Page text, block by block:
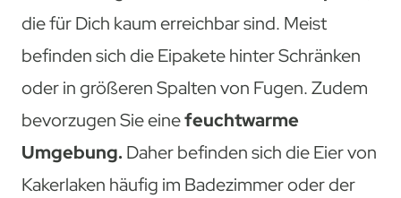
die für Dich kaum erreichbar sind. Meist
befinden sich die Eipakete hinter Schränken
oder in größeren Spalten von Fugen. Zudem
bevorzugen Sie einefeuchtwarme
Umgebung. Daher befinden sich die Eier von
Kakerlaken häufig im Badezimmer oder der